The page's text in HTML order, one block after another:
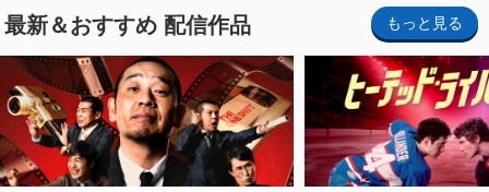
最新＆おすすめ 配信作品 もっと見る